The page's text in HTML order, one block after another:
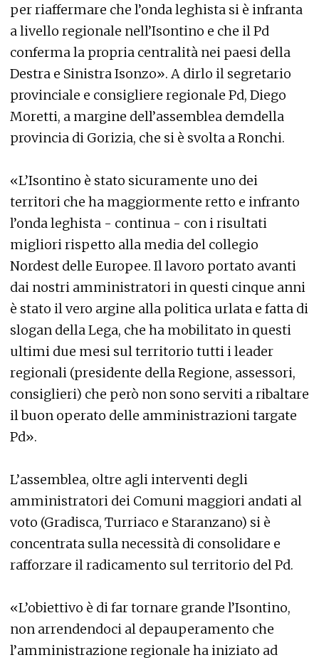
per riaffermare che l’onda leghista si è infranta
a livello regionale nell’Isontino e che il Pd
conferma la propria centralità nei paesi della
Destra e Sinistra Isonzo». A dirlo il segretario
provinciale e consigliere regionale Pd, Diego
Moretti, a margine dell’assemblea demdella
provincia di Gorizia, che si è svolta a Ronchi.
«L’Isontino è stato sicuramente uno dei
territori che ha maggiormente retto e infranto
l’onda leghista - continua - con i risultati
migliori rispetto alla media del collegio
Nordest delle Europee. Il lavoro portato avanti
dai nostri amministratori in questi cinque anni
è stato il vero argine alla politica urlata e fatta di
slogan della Lega, che ha mobilitato in questi
ultimi due mesi sul territorio tutti i leader
regionali (presidente della Regione, assessori,
consiglieri) che però non sono serviti a ribaltare
il buon operato delle amministrazioni targate
Pd».
L’assemblea, oltre agli interventi degli
amministratori dei Comuni maggiori andati al
voto (Gradisca, Turriaco e Staranzano) si è
concentrata sulla necessità di consolidare e
rafforzare il radicamento sul territorio del Pd.
«L’obiettivo è di far tornare grande l’Isontino,
non arrendendoci al depauperamento che
l’amministrazione regionale ha iniziato ad